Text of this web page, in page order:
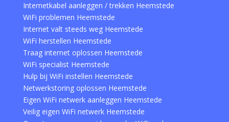
Internetkabel aanleggen / trekken Heemstede
WiFi problemen Heemstede
Internet valt steeds weg Heemstede
WiFi herstellen Heemstede
Traag internet oplossen Heemstede
WiFi specialist Heemstede
Hulp bij WiFi instellen Heemstede
Netwerkstoring oplossen Heemstede
Eigen WiFi netwerk aanleggen Heemstede
Veilig eigen WiFi netwerk Heemstede